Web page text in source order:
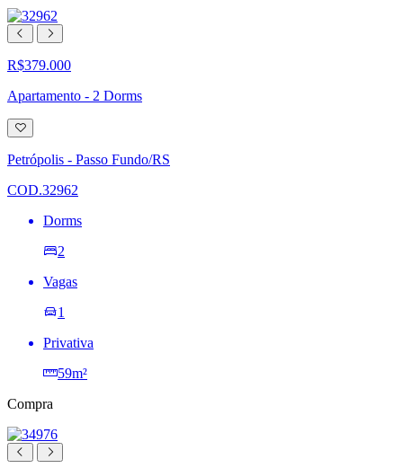
R$379.000
Apartamento - 2 Dorms
Adicionar
à
lista
de
Petrópolis - Passo Fundo/RS
COD.32962
Dorms
2
Vagas
1
Privativa
59m²
Compra